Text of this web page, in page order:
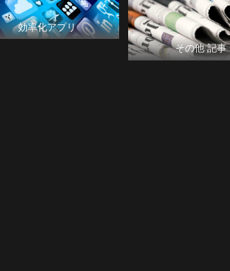
効率化アプリ
その他 記事